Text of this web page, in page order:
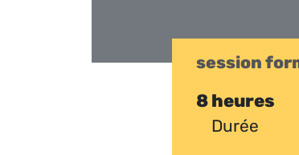
session
8 heures
Durée